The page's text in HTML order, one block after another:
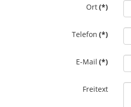
Ort(*)
Telefon (*)
E-Mail (*)
Freitext